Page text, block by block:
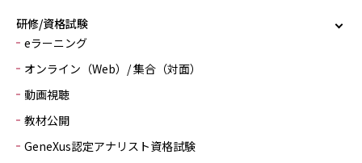
研修/資格試験
eラーニング
オンライン（Web）/ 集合（対面）
動画視聴
教材公開
GeneXus認定アナリスト資格試験